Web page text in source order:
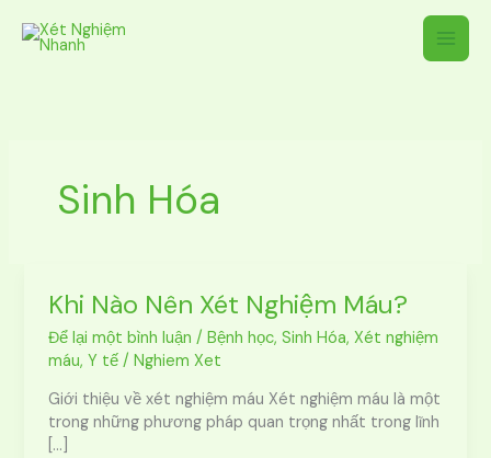
Sinh Hóa
Khi Nào Nên Xét Nghiệm Máu?
Để lại một bình luận /Bệnh học,Sinh Hóa,Xét nghiệm
máu,Y tế /Nghiem Xet
Giới thiệu về xét nghiệm máu Xét nghiệm máu là một
trong những phương pháp quan trọng nhất trong lĩnh
[…]
Khi
Nên
Xét
Nghiệm
Máu?